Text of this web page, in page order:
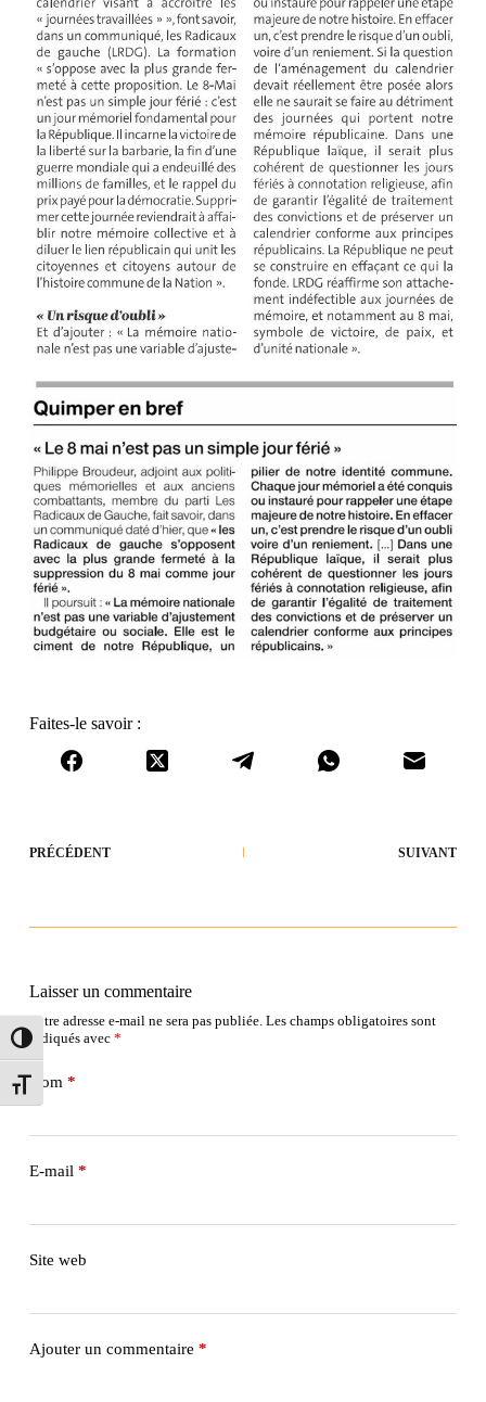
Passer en contraste élevé
Changer la taille de la police
Faites-le savoir :
PRÉCÉDENT SUIVANT
Laisser un commentaire
Votre adresse e-mail ne sera pas publiée. Les champs obligatoires sont
indiqués avec *
Nom *
E-mail *
Site web
Ajouter un commentaire *